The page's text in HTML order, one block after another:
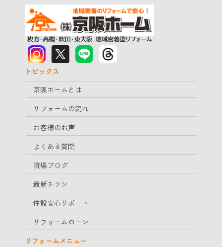
トピックス
京阪ホームとは
リフォームの流れ
お客様のお声
よくある質問
現場ブログ
最新チラシ
住設安心サポート
リフォームローン
リフォームメニュー